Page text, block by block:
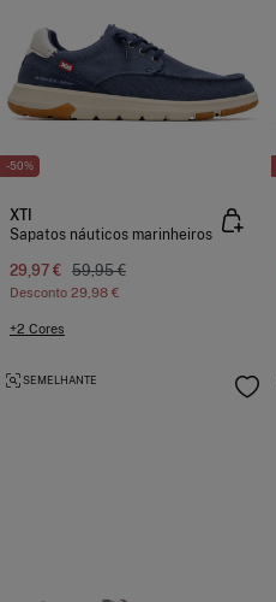
-50%
XTI
Sapatos náuticos marinheiros
29,97 € 59,95 €
Desconto 29,98 €
+2 Cores
SEMELHANTE